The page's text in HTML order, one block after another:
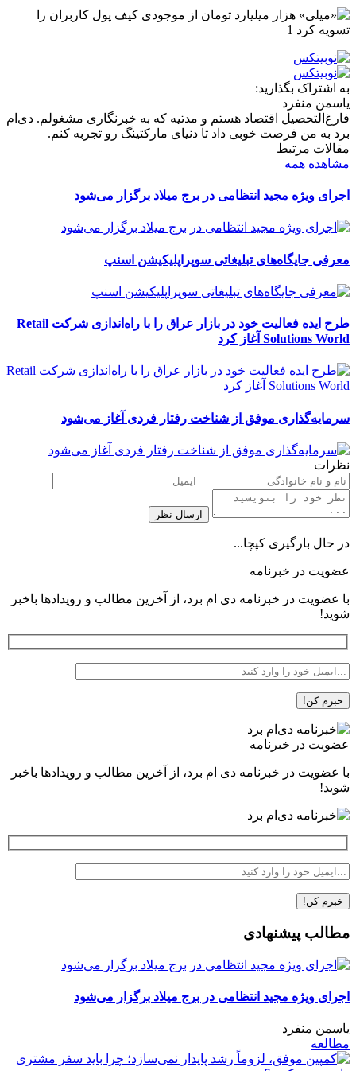
به اشتراک بگذارید:
یاسمن منفرد
فارغ‌التحصیل اقتصاد هستم و مدتیه که به خبرنگاری مشغولم. دی‌ام
برد به من فرصت خوبی داد تا دنیای مارکتینگ رو تجربه کنم.
مقالات مرتبط
مشاهده همه
اجرای ویژه مجید انتظامی در برج میلاد برگزار می‌شود
معرفی جایگاه‌های تبلیغاتی سوپراپلیکیشن اسنپ
طرح ایده فعالیت خود در بازار عراق را با راه‌اندازی شرکت Retail
Solutions World آغاز کرد
سرمایه‌گذاری موفق از شناخت رفتار فردی آغاز می‌شود
نظرات
در حال بارگیری کپچا...
عضویت در خبرنامه
با عضویت در خبرنامه دی ام برد، از آخرین مطالب و رویدادها باخبر
شوید!
عضویت در خبرنامه
با عضویت در خبرنامه دی ام برد، از آخرین مطالب و رویدادها باخبر
شوید!
مطالب پیشنهادی
اجرای ویژه مجید انتظامی در برج میلاد برگزار می‌شود
یاسمن منفرد
مطالعه